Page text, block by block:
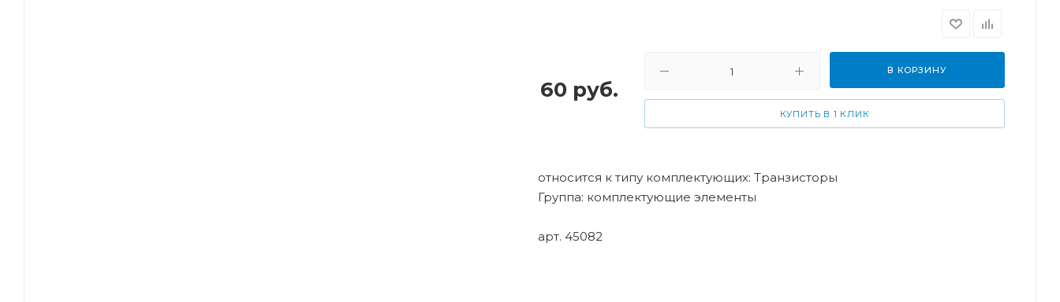
60 руб.
В КОРЗИНУ
КУПИТЬ В 1 КЛИК
относится к типу комплектующих: Транзисторы
Группа: комплектующие элементы
арт. 45082